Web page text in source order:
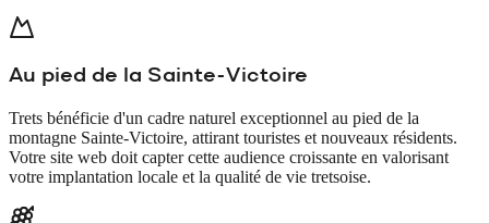
Au pied de la Sainte-Victoire
Trets bénéficie d'un cadre naturel exceptionnel au pied de la
montagne Sainte-Victoire, attirant touristes et nouveaux résidents.
Votre site web doit capter cette audience croissante en valorisant
votre implantation locale et la qualité de vie tretsoise.